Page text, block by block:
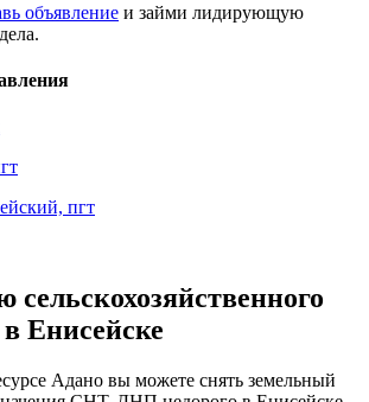
объявление и займи лидирующую
пгт
сельскохозяйственного
Енисейске
Адано вы можете снять земельный